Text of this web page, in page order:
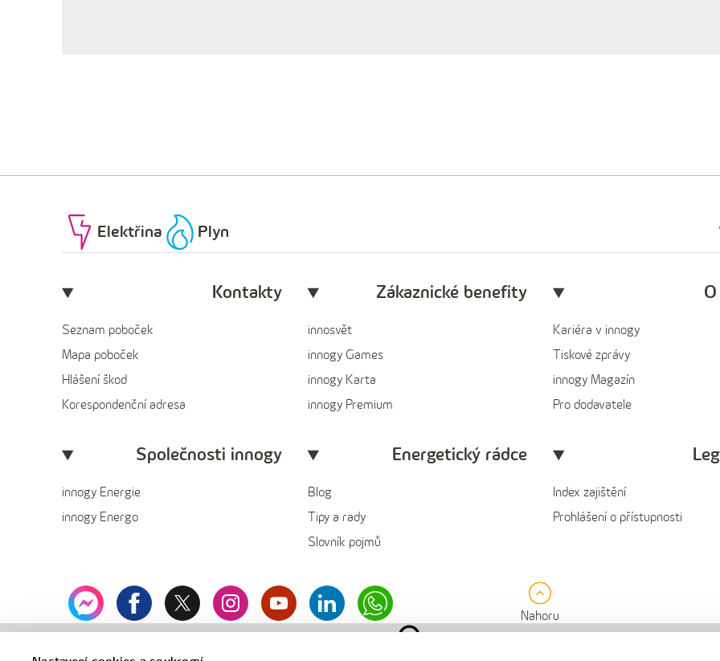
Elektřina Plyn
Kontakty
Seznam poboček
Mapa poboček
Hlášení škod
Korespondenční adresa
Zákaznické benefity
innosvět
innogy Games
innogy Karta
innogy Premium
Kariéra v innogy
Tiskové zprávy
innogy Magazín
Pro dodavatele
Společnosti innogy
innogy Energie
innogy Energo
Energetický rádce
Blog
Tipy a rady
Slovník pojmů
Index zajištění
Prohlášení o přístupnosti
messengerfacebook
x
innogy
instagramyoutubeLinkedinWhatsapp
Nahoru